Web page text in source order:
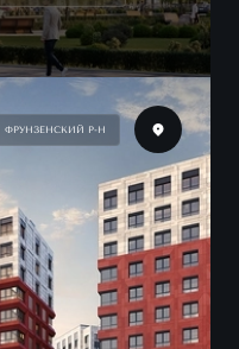
ФРУНЗЕНСКИЙ Р-Н